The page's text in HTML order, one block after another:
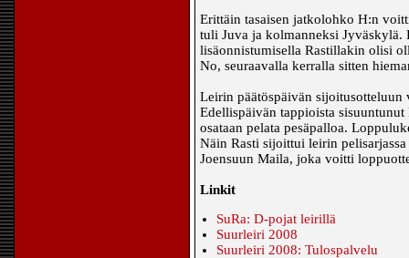
Erittäin tasaisen jatkolohko H:n
tuli Juva ja kolmanneksi Jyväskylä.
lisäonnistumisella Rastillakin olisi
No, seuraavalla kerralla sitten
Leirin päätöspäivän
Edellispäivän tappioista
osataan pelata pesäpalloa.
Näin Rasti sijoittui leirin
Joensuun Maila, joka voitti
Linkit
SuRa: D-pojat leirillä
Suurleiri 2008
Suurleiri 2008: Tulospalvelu